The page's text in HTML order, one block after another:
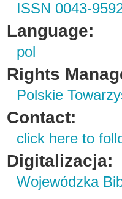
ISSN 0043-
Language:
pol
Rights
Polskie
Contact:
click here to
Digitalizacja:
Wojewódzka